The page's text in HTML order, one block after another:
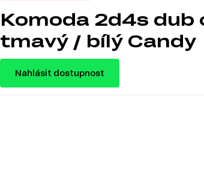
Komoda 2d4s
tmavý / bílý Candy
Nahlásit dostupnost